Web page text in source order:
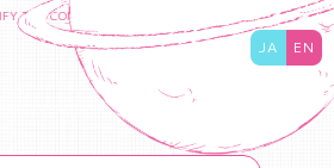
CONTENT BUSINESS AND MAXIMIZE THE
JA EN